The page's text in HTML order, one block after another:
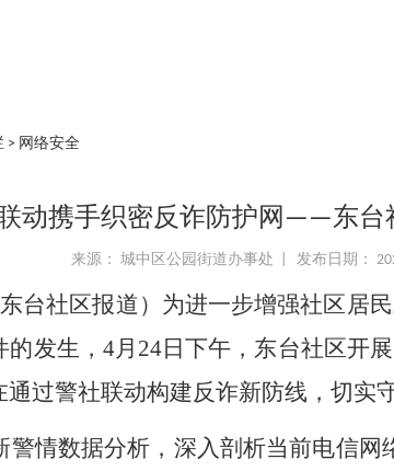
> 网络安全
联动携手织密反诈防护网——东
来源： 城中区公园街道办事处 | 发布日期：
台社区报道）为进一步增强社区居
发生，4月24日下午，东台社区开
过警社联动构建反诈新防线，切实
情数据分析，深入剖析当前电信